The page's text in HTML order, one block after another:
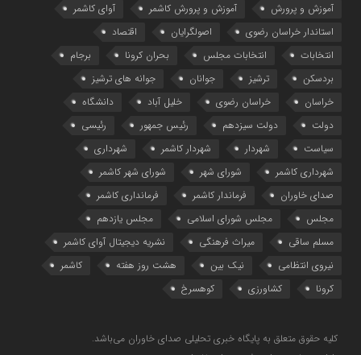
آموزش و پرورش آموزش و پرورش کاشمر
آوای کاشمر
استاندار خراسان رضوی
اصولگرایان
اقتصاد
انتخابات
انتخابات مجلس بحران کرونا
برجام
بردسکن
ترشیز جوانان
جوانه های ترشیز
خراسان
خراسان رضوی خلیل آباد
دانشگاه
دولت
دولت سیزدهم رئیس جمهور
رئیسی
سیاست
شهردار شهردار کاشمر
شهرداری
شهرداری کاشمر
شورای شهر
شورای شهر کاشمر
صدای خاوران
فرماندار کاشمر
فرمانداری کاشمر
مجلس
مجلس شورای اسلامی
مجلس یازدهم
مسلم ساقی
میراث فرهنگی
نشریه دیجیتال آوای کاشمر
نیروی انتظامی
نیک بین هشت روز هفته
کاشمر
کرونا
کشاورزی کوهسرخ
کلیه حقوق متعلق به پایگاه خبری تحلیلی صدای خاوران می‌باشد.